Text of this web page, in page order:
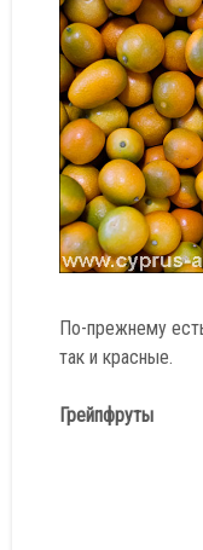
По-прежнему
так и красные.
Грейпфруты